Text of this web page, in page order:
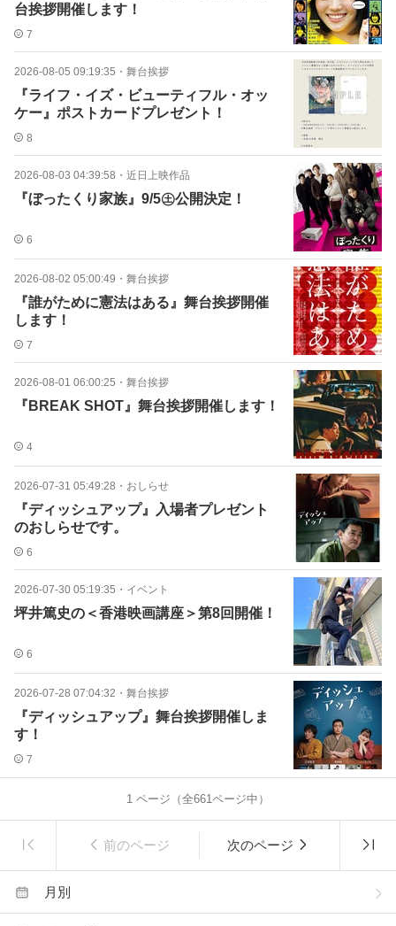
台挨拶開催します！
7
2026-08-05 09:19:35 ・ 舞台挨拶
『ライフ・イズ・ビューティフル・オッ
ケー』ポストカードプレゼント！
8
2026-08-03 04:39:58 ・ 近日上映作品
『ぼったくり家族』9/5㊏公開決定！
6
2026-08-02 05:00:49 ・ 舞台挨拶
『誰がために憲法はある』舞台挨拶開催
します！
7
2026-08-01 06:00:25 ・ 舞台挨拶
『BREAK SHOT』舞台挨拶開催します！
4
2026-07-31 05:49:28 ・ おしらせ
『ディッシュアップ』入場者プレゼント
のおしらせです。
6
2026-07-30 05:19:35 ・ イベント
坪井篤史の＜香港映画講座＞第8回開催！
6
2026-07-28 07:04:32 ・ 舞台挨拶
『ディッシュアップ』舞台挨拶開催しま
す！
7
1 ページ（全661ページ中）
前のページ 次のページ
月別